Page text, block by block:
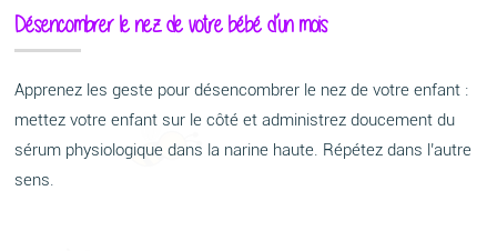
Désencombrer le nez de votre bébé d’un mois
Apprenez les geste pour désencombrer le nez de votre enfant :
mettez votre enfant sur le côté et administrez doucement du
sérum physiologique dans la narine haute. Répétez dans l’autre
sens.